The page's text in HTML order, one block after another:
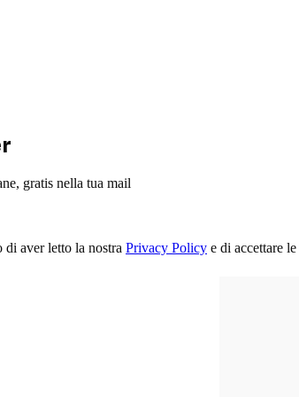
gratis nella tua mail
aver letto la nostra Privacy Policy e di accettare le